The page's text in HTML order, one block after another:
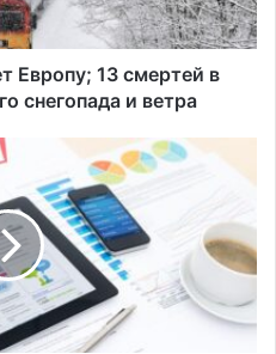
Европу; 13 смертей в
снегопада и ветра